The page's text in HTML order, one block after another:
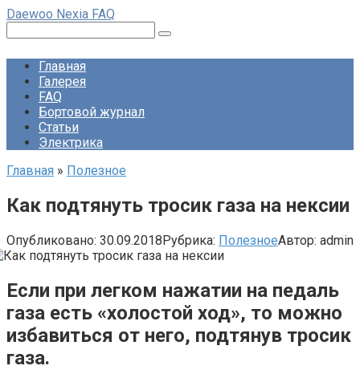
Перейти
контенту
Daewoo Nexia FAQ
Главная
Галерея
FAQ
Бортовой журнал
Статьи
Электрика
Главная » Полезное
Как подтянуть тросик газа на нексии
Опубликовано: 30.09.2018Рубрика: ПолезноеАвтор: admin
Если при легком нажатии на педаль
газа есть «холостой ход», то можно
избавиться от него, подтянув тросик
газа.